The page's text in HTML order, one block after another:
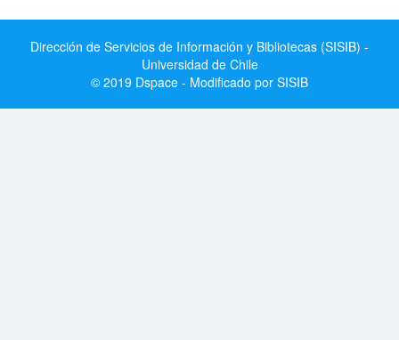
Dirección de Servicios de Información y Bibliotecas (SISIB) -
Universidad de Chile
© 2019 Dspace - Modificado por SISIB